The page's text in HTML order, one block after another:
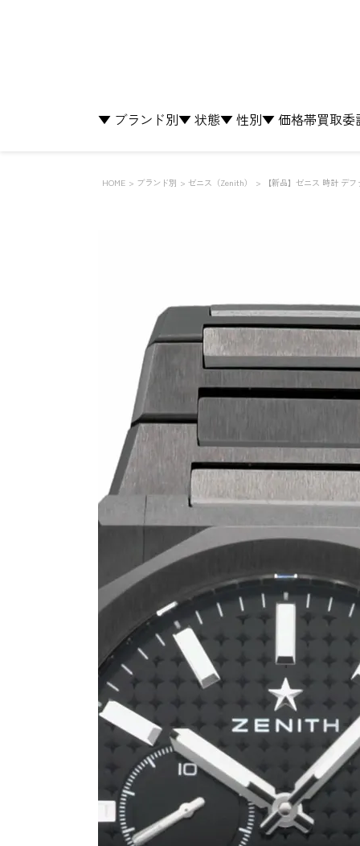
▼ ブランド別▼ 状態▼ 性別▼ 価格帯買取委
HOME ブランド別 ゼニス（Zenith） 【新品】ゼニス 時計 デ